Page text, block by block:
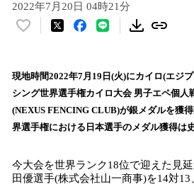
2022年7月20日 04時21分
い
！
数
を
読
み
中
現地時間2022年7月19日(火)にカイロ(エジ
シング世界選手権カイロ大会 男子エペ個人
(NEXUS FENCING CLUB)が銀メダルを獲
界選手権における日本選手のメダル獲得は
今大会を世界ランク18位で迎えた見
田優選手(株式会社山一商事)を14対